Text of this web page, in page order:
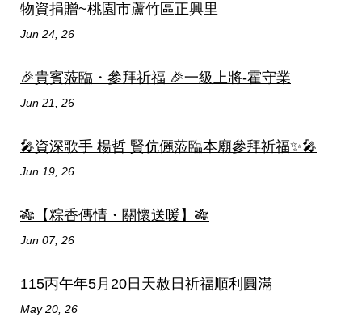
物資捐贈~桃園市蘆竹區正興里
Jun 24, 26
🎉貴賓蒞臨・參拜祈福 🎉一級上將-霍守業
Jun 21, 26
🎤資深歌手 楊哲 賢伉儷蒞臨本廟參拜祈福✨🎤
Jun 19, 26
🎋【粽香傳情・關懷送暖】🎋
Jun 07, 26
115丙午年5月20日天赦日祈福順利圓滿
May 20, 26